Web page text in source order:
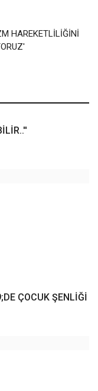
HAREKETLİLİĞİNİ
ÇOCUK ŞENLİĞİ